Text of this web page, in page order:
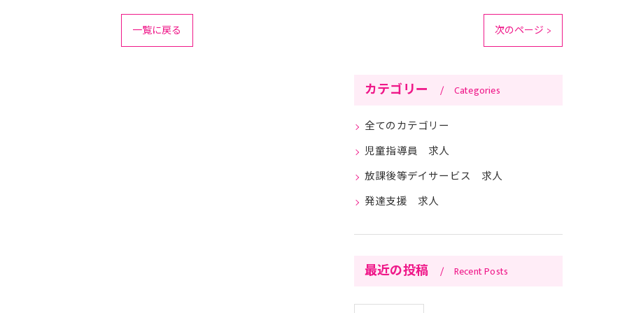
一覧に戻る 次のページ >
カテゴリー Categories
全てのカテゴリー
児童指導員 求人
放課後等デイサービス 求人
発達支援 求人
最近の投稿 Recent Posts